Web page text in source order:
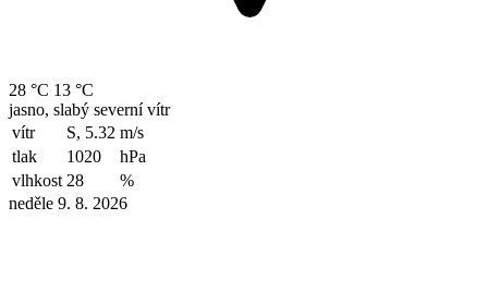
28 °C 13 °C
jasno, slabý severní vítr
vítr
S, 5.32 m/s
tlak
1020
hPa
vlhkost 28
%
neděle 9. 8. 2026